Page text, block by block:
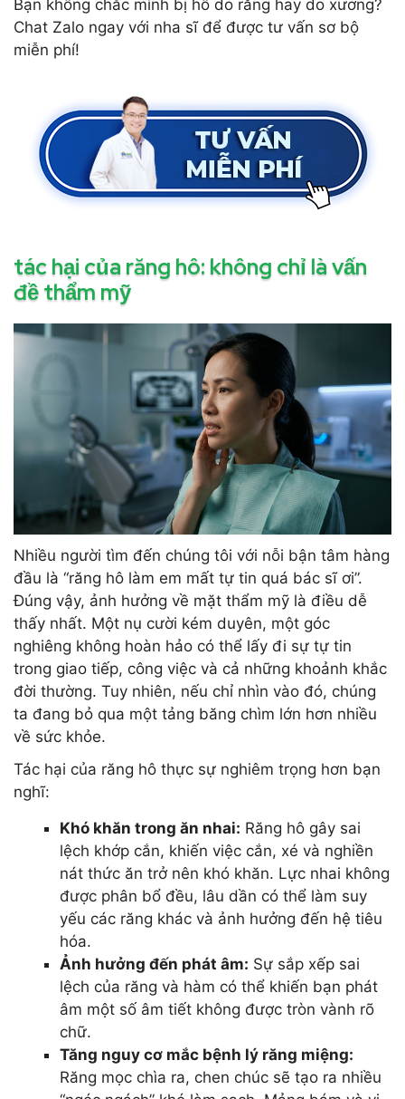
Bạn không chắc mình bị hô do răng hay do xương?
Chat Zalo ngay với nha sĩ để được tư vấn sơ bộ
miễn phí!
tác hại của răng hô: không chỉ là vấn
đề thẩm mỹ
Nhiều người tìm đến chúng tôi với nỗi bận tâm hàng
đầu là “răng hô làm em mất tự tin quá bác sĩ ơi”.
Đúng vậy, ảnh hưởng về mặt thẩm mỹ là điều dễ
thấy nhất. Một nụ cười kém duyên, một góc
nghiêng không hoàn hảo có thể lấy đi sự tự tin
trong giao tiếp, công việc và cả những khoảnh khắc
đời thường. Tuy nhiên, nếu chỉ nhìn vào đó, chúng
ta đang bỏ qua một tảng băng chìm lớn hơn nhiều
về sức khỏe.
Tác hại của răng hô thực sự nghiêm trọng hơn bạn
nghĩ:
Khó khăn trong ăn nhai: Răng hô gây sai
lệch khớp cắn, khiến việc cắn, xé và nghiền
nát thức ăn trở nên khó khăn. Lực nhai không
được phân bổ đều, lâu dần có thể làm suy
yếu các răng khác và ảnh hưởng đến hệ tiêu
hóa.
Ảnh hưởng đến phát âm: Sự sắp xếp sai
lệch của răng và hàm có thể khiến bạn phát
âm một số âm tiết không được tròn vành rõ
chữ.
Tăng nguy cơ mắc bệnh lý răng miệng:
Răng mọc chìa ra, chen chúc sẽ tạo ra nhiều